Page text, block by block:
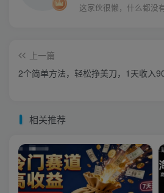
这家伙很懒，什么都没
上一篇
2个简单方法，轻松挣美刀，1天收入
相关推荐